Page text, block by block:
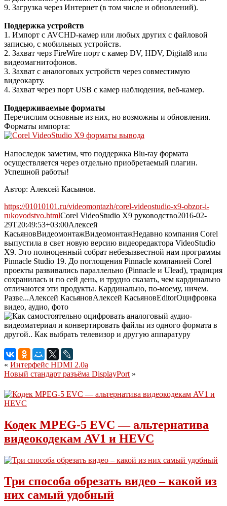
9. Загрузка через Интернет (в том числе и обновлений).
Поддержка устройств
1. Импорт с AVCHD-камер или любых других с файловой
записью, с мобильных устройств.
2. Захват черз FireWire порт с камер DV, HDV, Digital8 или
видеомагнитофонов.
3. Захват с аналоговых устройств через совместимую
видеокарту.
4. Захват через порт USB с камер наблюдения, веб-камер.
Поддерживаемые форматы
Перечислим основные из них, но возможны и обновления.
Форматы импорта:
Напоследок заметим, что поддержка Blu-ray формата
осуществляется через отдельно приобретаемый плагин.
Успешной работы!
Автор: Алексей Касьянов.
https://01010101.ru/videomontazh/corel-videostudio-x9-obzor-i-
rukovodstvo.htmlCorel VideoStudio X9 руководство2016-02-
29T20:49:53+03:00Алексей
КасьяновВидеомонтажВидеомонтажНедавно компания Corel
выпустила в свет новую версию видеоредактора VideoStudio
X9. Это полноценный собрат небезызвестной нам программы
Pinnacle Studio 19. До поглощения Pinnacle компанией Corel
проекты развивались параллельно (Pinnacle и Ulead), традиция
сохранилась и по сей день, и трудно сказать, чем кардинально
отличаются эти продукты. Кардинально, по-моему, ничем.
Разве...Алексей КасьяновАлексей КасьяновEditorОцифровка
видео, аудио, фото
« Интерфейс HDMI 2.0a
Новый стандарт разъёма DisplayPort»
Кодек MPEG-5 EVC — альтернатива
видеокодекам AV1 и HEVC
Три способа обрезать видео – какой из
них самый удобный